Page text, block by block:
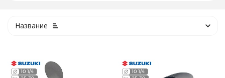
Название